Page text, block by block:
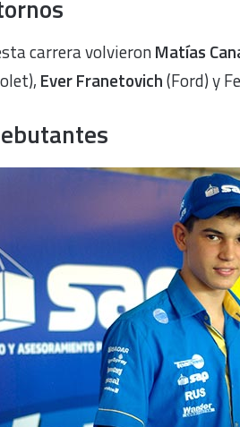
carrera volvieronMatías
Ever Franetovich(Ford) y